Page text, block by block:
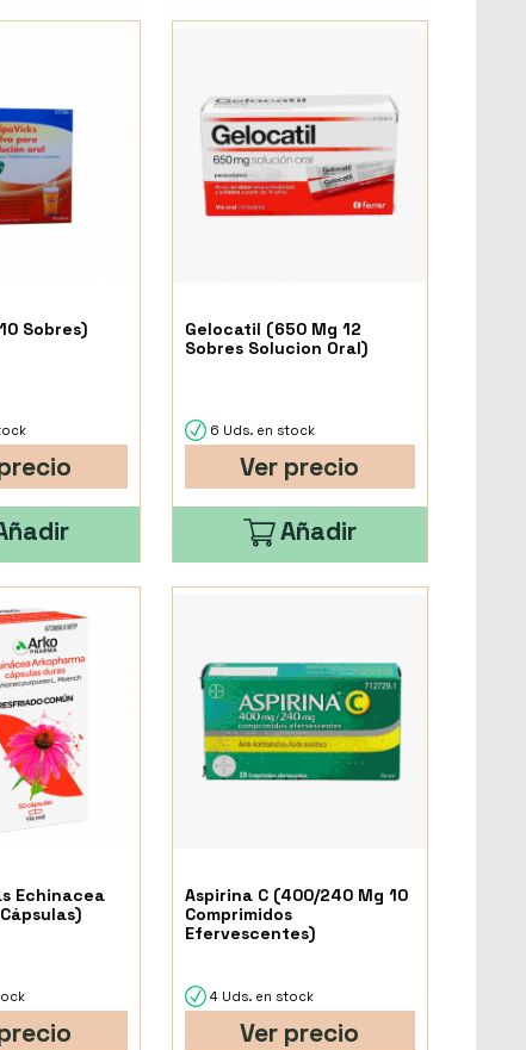
Sobres)
Gelocatil (650 Mg 12
Sobres Solucion Oral)
6 Uds. en stock
Ver precio
Añadir
Echinacea
Aspirina C (400/240 Mg 10
Comprimidos
Efervescentes)
4 Uds. en stock
Ver precio